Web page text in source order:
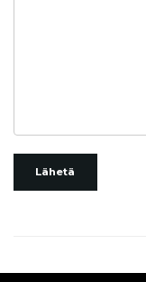
Lähetä